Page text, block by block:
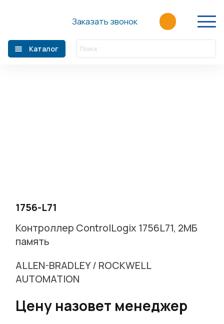
Заказать звонок
Каталог
Главная
г. Москва, Варшавское ш. д.17 стр.2
Фильтр
1756-L71
Контроллер ControlLogix 1756L71, 2MБ
память
ALLEN-BRADLEY / ROCKWELL
AUTOMATION
Цену назовет менеджер